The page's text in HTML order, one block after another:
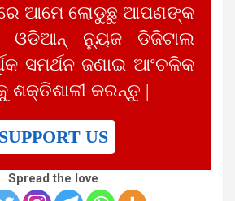
ଆମେ ଲୋଡୁଛୁ ଆପଣଙ୍କ
ଓଡିଆନ୍ ନ୍ୟୁଜ ଡିଜିଟାଲ
ସମର୍ଥନ ଜଣାଇ ଆଂଚଳିକ
ଶକ୍ତିଶାଳୀ କରନ୍ତୁ |
SUPPORT US
Spread the love